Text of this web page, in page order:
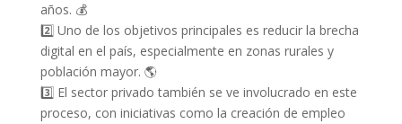
años. 💰
2️⃣ Uno de los objetivos principales es reducir la brecha
digital en el país, especialmente en zonas rurales y
población mayor. 🌎
3️⃣ El sector privado también se ve involucrado en este
proceso, con iniciativas como la creación de empleo